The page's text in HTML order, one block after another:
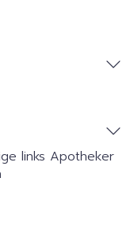
links Apotheker